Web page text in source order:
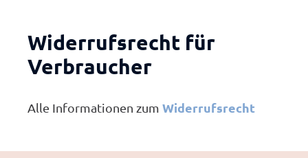
Widerrufsrecht für
Verbraucher
Alle Informationen zum Widerrufsrecht